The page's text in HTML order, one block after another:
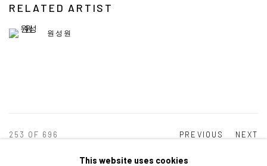
RELATED ARTIST
원성원
PREVIOUS NEXT
253 OF 696
This website uses cookies